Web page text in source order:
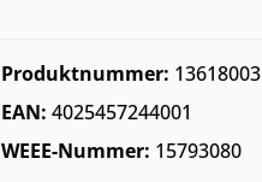
Produktnummer: 13618003
EAN: 4025457244001
WEEE-Nummer: 15793080